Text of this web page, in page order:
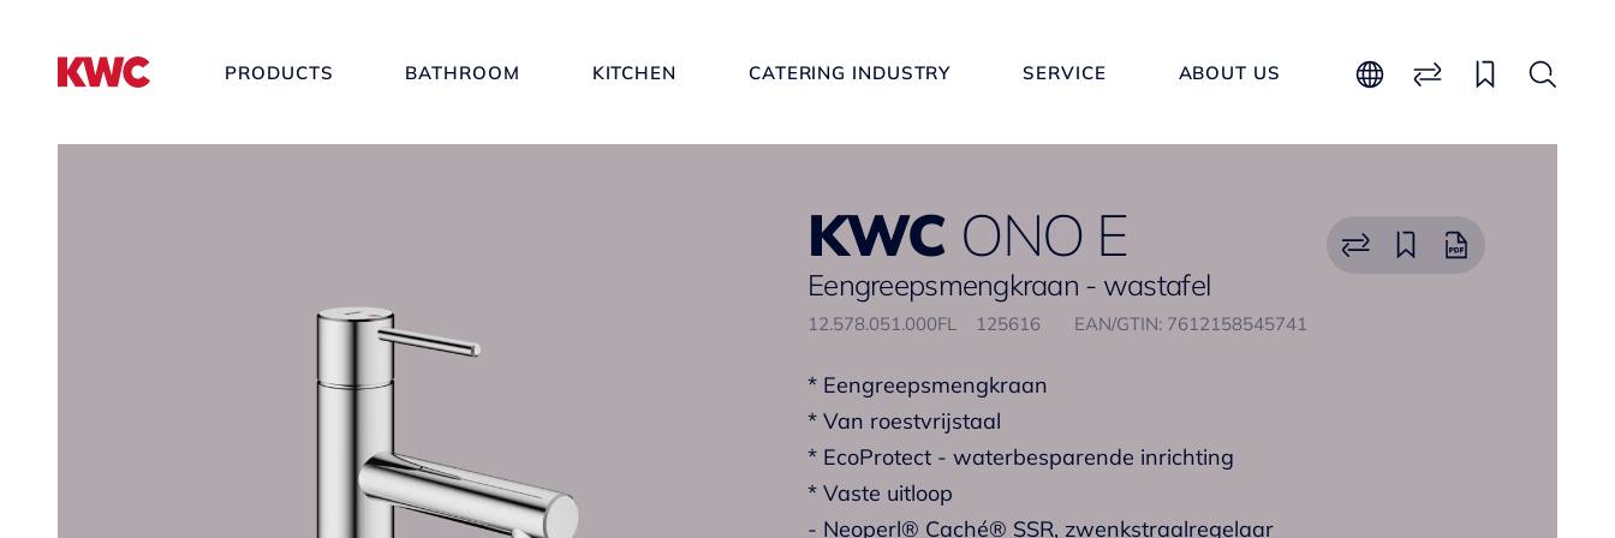
PRODUCTS BATHROOM KITCHEN CATERING INDUSTRY SERVICE ABOUT US
KWC ONO E
Eengreepsmengkraan - wastafel
12.578.051.000FL 125616 EAN/GTIN: 7612158545741
* Eengreepsmengkraan
* Van roestvrijstaal
* EcoProtect - waterbesparende inrichting
* Vaste uitloop
- Neoperl® Caché® SSR, zwenkstraalregelaar